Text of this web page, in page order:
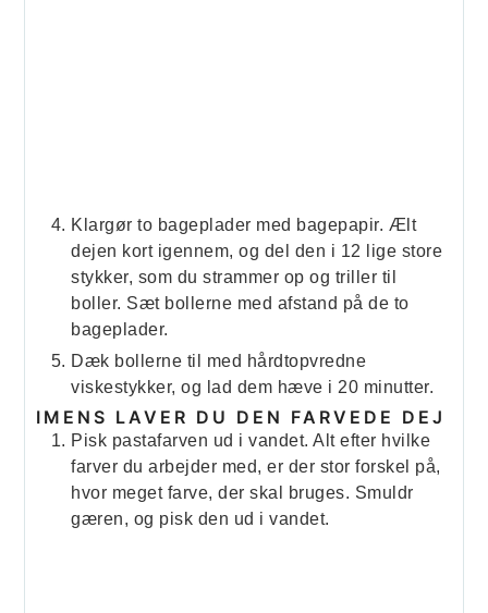
Klargør to bageplader med bagepapir. Ælt
dejen kort igennem, og del den i 12 lige store
stykker, som du strammer op og triller til
boller. Sæt bollerne med afstand på de to
bageplader.
Dæk bollerne til med hårdtopvredne
viskestykker, og lad dem hæve i 20 minutter.
IMENS LAVER DU DEN FARVEDE DEJ
Pisk pastafarven ud i vandet. Alt efter hvilke
farver du arbejder med, er der stor forskel på,
hvor meget farve, der skal bruges. Smuldr
gæren, og pisk den ud i vandet.